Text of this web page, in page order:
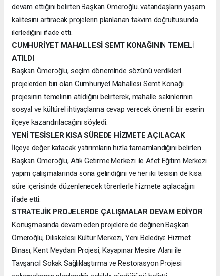
devam ettiğini belirten Başkan Ömeroğlu, vatandaşların yaşam
kalitesini artıracak projelerin planlanan takvim doğrultusunda
ilerlediğini ifade etti.
CUMHURİYET MAHALLESİ SEMT KONAĞININ TEMELİ
ATILDI
Başkan Ömeroğlu, seçim döneminde sözünü verdikleri
projelerden biri olan Cumhuriyet Mahallesi Semt Konağı
projesinin temelinin atıldığını belirterek, mahalle sakinlerinin
sosyal ve kültürel ihtiyaçlarına cevap verecek önemli bir eserin
ilçeye kazandırılacağını söyledi.
YENİ TESİSLER KISA SÜREDE HİZMETE AÇILACAK
İlçeye değer katacak yatırımların hızla tamamlandığını belirten
Başkan Ömeroğlu, Atık Getirme Merkezi ile Afet Eğitim Merkezi
yapım çalışmalarında sona gelindiğini ve her iki tesisin de kısa
süre içerisinde düzenlenecek törenlerle hizmete açılacağını
ifade etti.
STRATEJİK PROJELERDE ÇALIŞMALAR DEVAM EDİYOR
Konuşmasında devam eden projelere de değinen Başkan
Ömeroğlu, Diliskelesi Kültür Merkezi, Yeni Belediye Hizmet
Binası, Kent Meydanı Projesi, Kayapınar Mesire Alanı ile
Tavşancıl Sokak Sağlıklaştırma ve Restorasyon Projesi